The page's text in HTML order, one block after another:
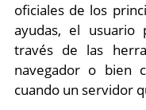
oficiales de los
ayudas, el usuario
través de las
navegador o bien
cuando un servidor